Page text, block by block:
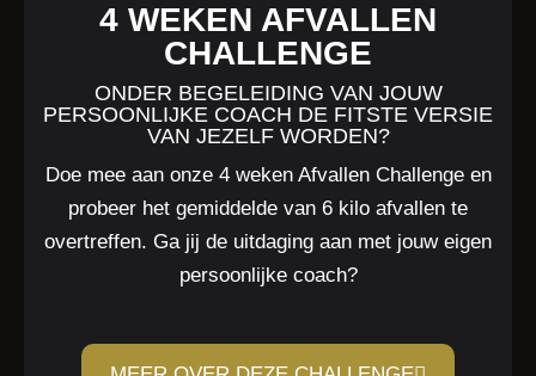
4 WEKEN AFVALLEN
CHALLENGE
ONDER BEGELEIDING VAN JOUW
PERSOONLIJKE COACH DE FITSTE VERSIE
VAN JEZELF WORDEN?
Doe mee aan onze 4 weken Afvallen Challenge en
probeer het gemiddelde van 6 kilo afvallen te
overtreffen. Ga jij de uitdaging aan met jouw eigen
persoonlijke coach?